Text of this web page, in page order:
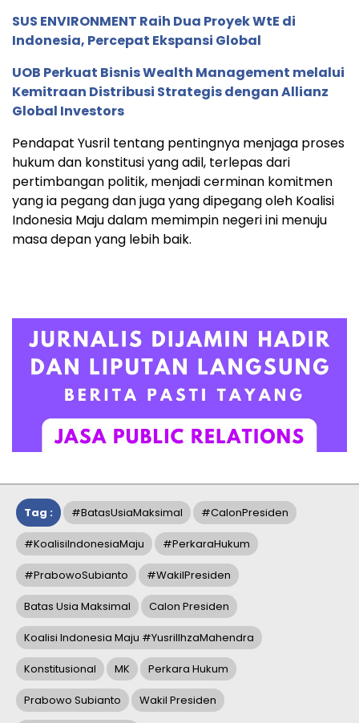
SUS ENVIRONMENT Raih Dua Proyek WtE di
Indonesia, Percepat Ekspansi Global
UOB Perkuat Bisnis Wealth Management melalui
Kemitraan Distribusi Strategis dengan Allianz
Global Investors
Pendapat Yusril tentang pentingnya menjaga proses
hukum dan konstitusi yang adil, terlepas dari
pertimbangan politik, menjadi cerminan komitmen
yang ia pegang dan juga yang dipegang oleh Koalisi
Indonesia Maju dalam memimpin negeri ini menuju
masa depan yang lebih baik.
Tag : #BatasUsiaMaksimal #CalonPresiden
#KoalisiIndonesiaMaju #PerkaraHukum
#PrabowoSubianto #WakilPresiden
Batas Usia Maksimal Calon Presiden
Koalisi Indonesia Maju #YusrilIhzaMahendra
Konstitusional MK Perkara Hukum
Prabowo Subianto Wakil Presiden